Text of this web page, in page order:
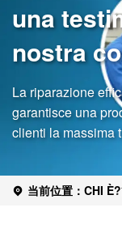
una
nostra
La riparazione
garantisce una
clienti la massima
当前位置：CHI È?